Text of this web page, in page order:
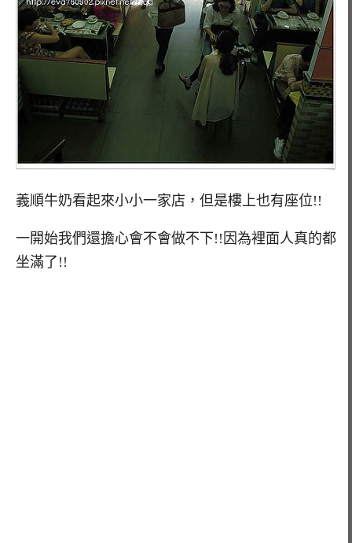
義順牛奶看起來小小一家店，但是樓上也有座位!!
一開始我們還擔心會不會做不下!!因為裡面人真的都
坐滿了!!